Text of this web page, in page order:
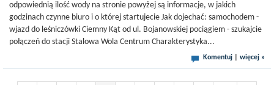
odpowiednią ilość wody na stronie powyżej są informacje, w jakich
godzinach czynne biuro i o której startujecie Jak dojechać: samochodem -
wjazd do leśniczówki Ciemny Kąt od ul. Bojanowskiej pociągiem - szukajcie
połączeń do stacji Stalowa Wola Centrum Charakterystyka...
Komentuj więcej »